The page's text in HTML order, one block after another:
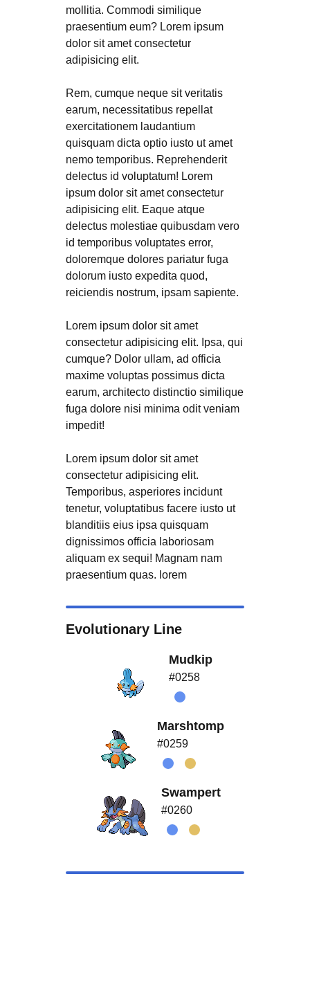
mollitia. Commodi similique
praesentium eum? Lorem ipsum
dolor sit amet consectetur
adipisicing elit.
Rem, cumque neque sit veritatis
earum, necessitatibus repellat
exercitationem laudantium
quisquam dicta optio iusto ut amet
nemo temporibus. Reprehenderit
delectus id voluptatum! Lorem
ipsum dolor sit amet consectetur
adipisicing elit. Eaque atque
delectus molestiae quibusdam vero
id temporibus voluptates error,
doloremque dolores pariatur fuga
dolorum iusto expedita quod,
reiciendis nostrum, ipsam sapiente.
Lorem ipsum dolor sit amet
consectetur adipisicing elit. Ipsa, qui
cumque? Dolor ullam, ad officia
maxime voluptas possimus dicta
earum, architecto distinctio similique
fuga dolore nisi minima odit veniam
impedit!
Lorem ipsum dolor sit amet
consectetur adipisicing elit.
Temporibus, asperiores incidunt
tenetur, voluptatibus facere iusto ut
blanditiis eius ipsa quisquam
dignissimos officia laboriosam
aliquam ex sequi! Magnam nam
praesentium quas. lorem
Evolutionary Line
Mudkip
#0258
Marshtomp
#0259
Swampert
#0260